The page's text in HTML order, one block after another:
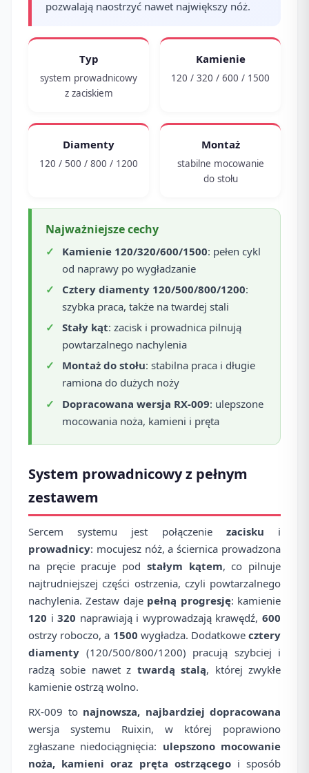
pozwalają naostrzyć nawet największy nóż.
Typ
system prowadnicowy
z zaciskiem
Kamienie
120 / 320 / 600 / 1500
Diamenty
120 / 500 / 800 / 1200
Montaż
stabilne mocowanie
do stołu
Najważniejsze cechy
Kamienie 120/320/600/1500: pełen cykl
od naprawy po wygładzanie
Cztery diamenty 120/500/800/1200:
szybka praca, także na twardej stali
Stały kąt: zacisk i prowadnica pilnują
powtarzalnego nachylenia
Montaż do stołu: stabilna praca i długie
ramiona do dużych noży
Dopracowana wersja RX-009: ulepszone
mocowania noża, kamieni i pręta
System prowadnicowy z pełnym
zestawem
Sercem systemu jest połączenie zacisku i
prowadnicy: mocujesz nóż, a ściernica prowadzona
na pręcie pracuje pod stałym kątem, co pilnuje
najtrudniejszej części ostrzenia, czyli powtarzalnego
nachylenia. Zestaw daje pełną progresję: kamienie
120 i320 naprawiają i wyprowadzają krawędź,600
ostrzy roboczo, a 1500 wygładza. Dodatkowe cztery
diamenty (120/500/800/1200) pracują szybciej i
radzą sobie nawet z twardą stalą, której zwykłe
kamienie ostrzą wolno.
RX-009 to najnowsza, najbardziej dopracowana
wersja systemu Ruixin, w której poprawiono
zgłaszane niedociągnięcia: ulepszono mocowanie
noża, kamieni oraz pręta ostrzącegoi sposób